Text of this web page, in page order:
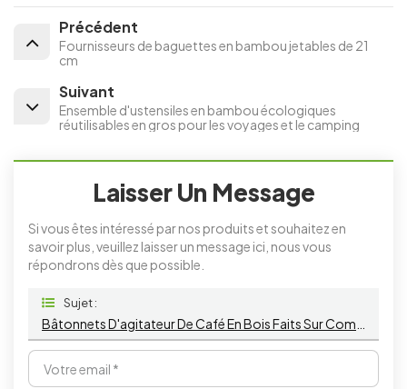
Précédent
Fournisseurs de baguettes en bambou jetables de 21
cm
Suivant
Ensemble d'ustensiles en bambou écologiques
réutilisables en gros pour les voyages et le camping
Laisser Un Message
Si vous êtes intéressé par nos produits et souhaitez en
savoir plus, veuillez laisser un message ici, nous vous
répondrons dès que possible.
Sujet :